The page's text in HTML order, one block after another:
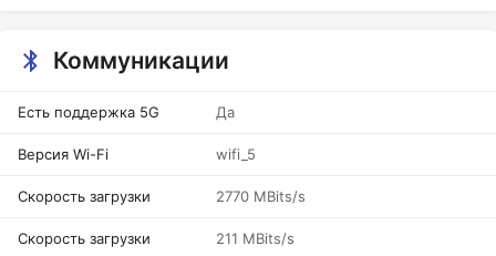
Коммуникации
Есть поддержка 5G Да
Версия Wi-Fi wifi_5
Скорость загрузки 2770 MBits/s
Скорость загрузки 211 MBits/s